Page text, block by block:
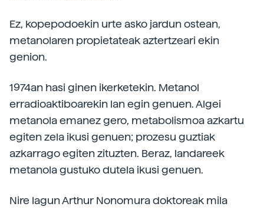
Ez, kopepodoekin urte asko jardun ostean,
metanolaren propietateak aztertzeari ekin
genion.
1974an hasi ginen ikerketekin. Metanol
erradioaktiboarekin lan egin genuen. Algei
metanola emanez gero, metabolismoa azkartu
egiten zela ikusi genuen; prozesu guztiak
azkarrago egiten zituzten. Beraz, landareek
metanola gustuko dutela ikusi genuen.
Nire lagun Arthur Nonomura doktoreak mila